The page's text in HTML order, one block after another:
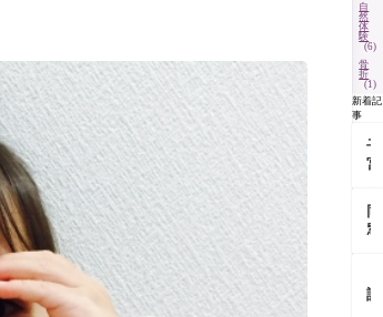
自
然
体
験
(6)
骨
折
(1)
新着記
事
子
宮
長
の
な
し
同
窓
行
き
証